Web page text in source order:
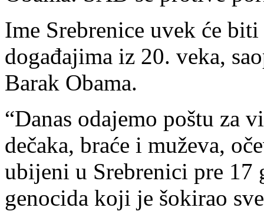
Ime Srebrenice uvek će
događajima iz 20. veka,
Barak Obama.
“Danas odajemo poštu za
dečaka, braće i muževa,
ubijeni u Srebrenici pre 17
genocida koji je šokirao